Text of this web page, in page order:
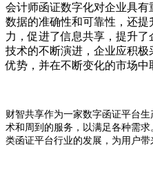
会计师函证数字化对企业具
数据的准确性和可靠性，还
力，促进了信息共享，提升
技术的不断演进，企业应积
优势，并在不断变化的市场中
财智共享作为一家数字函证平台
术和周到的服务，以满足各种需
类函证平台行业的发展，为用户带